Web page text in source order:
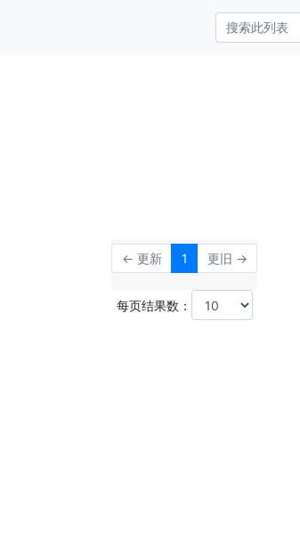
← 更新 1 更旧 →
每页结果数：